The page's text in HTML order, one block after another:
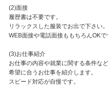
(2)面接
履歴書は不要です。
リラックスした服装でお出で下さい。
WEB面接や電話面接ももちろんOKで
(3)お仕事紹介
お仕事の内容や就業に関する条件な
希望に合うお仕事を紹介します。
スピード対応が自慢です。